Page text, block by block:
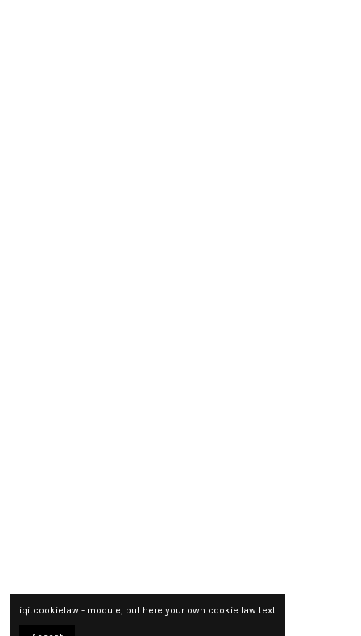
iqitcookielaw - module, put here your own cookie law text